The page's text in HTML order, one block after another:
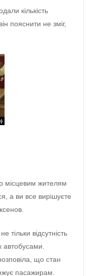
кількість
пояснити не зміг,
місцевим жителям
а ви все вирішуєте
тільки відсутність
автобусами.
що стан
пасажирам.